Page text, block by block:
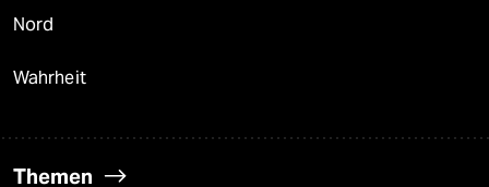
Nord
Wahrheit
Themen